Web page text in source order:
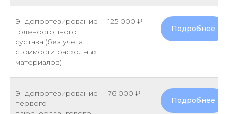
Эндопротезирование
голеностопного
сустава (без учета
стоимости расходных
материалов)
125 000 ₽
Подробнее
Эндопротезирование
первого
76 000 ₽
Подробнее